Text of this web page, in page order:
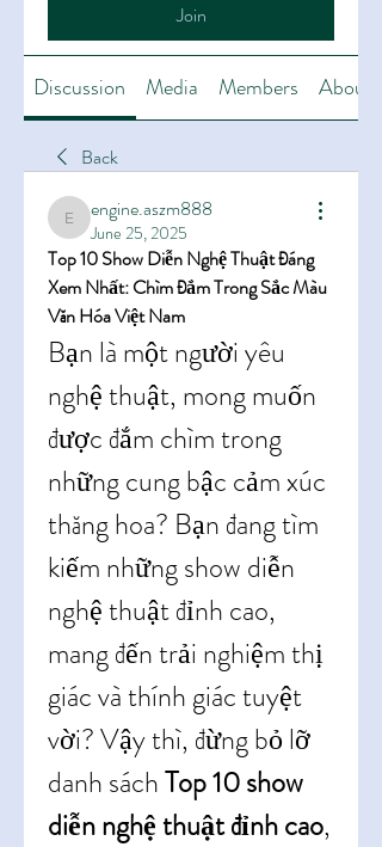
Join
Discussion Media Members About
Back
engine.aszm888
engine.aszm888
June 25, 2025
Top 10 Show Diễn Nghệ Thuật Đáng
Xem Nhất: Chìm Đắm Trong Sắc Màu
Văn Hóa Việt Nam
Bạn là một người yêu
nghệ thuật, mong muốn
được đắm chìm trong
những cung bậc cảm xúc
thăng hoa? Bạn đang tìm
kiếm những show diễn
nghệ thuật đỉnh cao,
mang đến trải nghiệm thị
giác và thính giác tuyệt
vời? Vậy thì, đừng bỏ lỡ
danh sách Top 10 show
diễn nghệ thuật đỉnh cao,